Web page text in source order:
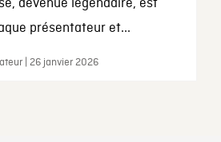
devenue légendaire, est
présentateur et...
| 26 janvier 2026